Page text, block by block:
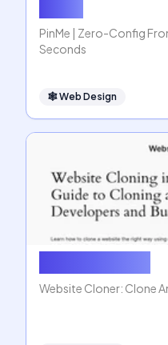
PinMe | Zero-Config
Seconds
🕸Web Design
Website Cloner: Clone